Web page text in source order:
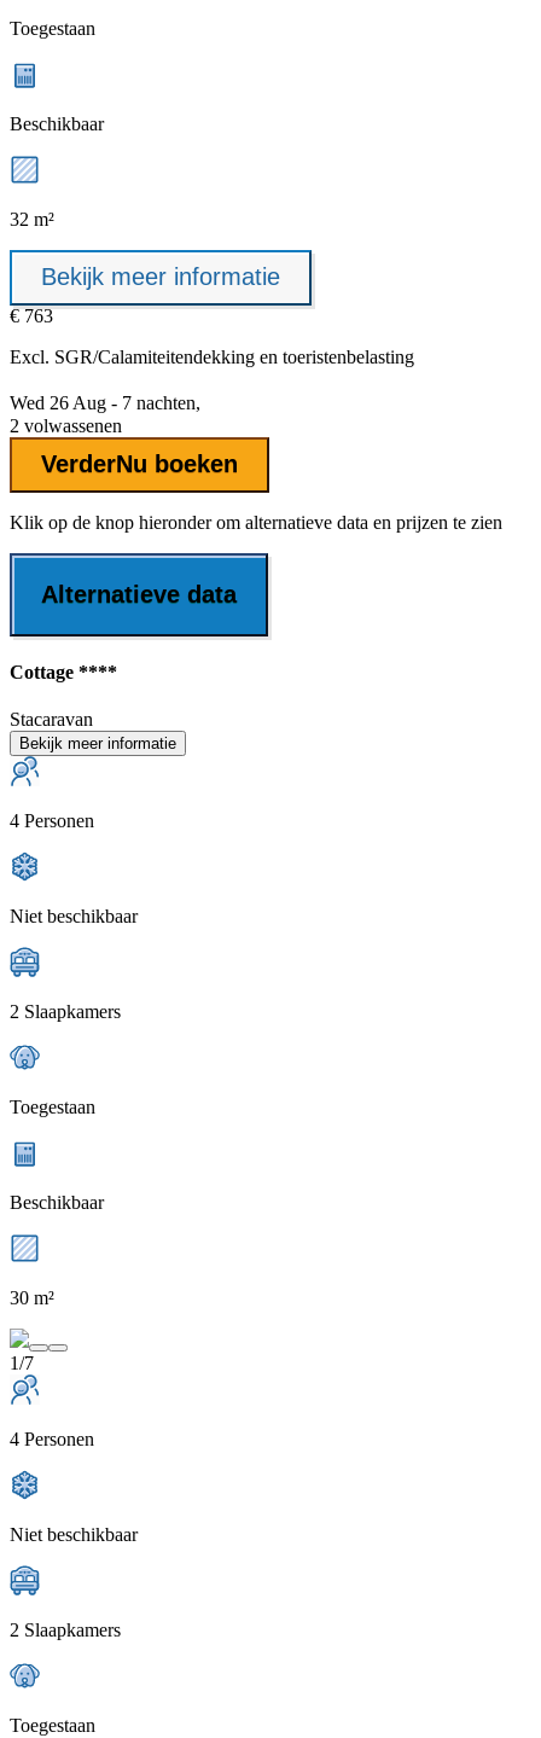
Toegestaan
Beschikbaar
32 m²
Bekijk meer informatie
€ 763
Excl. SGR/Calamiteitendekking en toeristenbelasting
Wed 26 Aug - 7 nachten,
2 volwassenen
VerderNu boeken
Klik op de knop hieronder om alternatieve data en prijzen te zien
Alternatieve data
Cottage ****
Stacaravan
Bekijk meer informatie
4 Personen
Niet beschikbaar
2 Slaapkamers
Toegestaan
Beschikbaar
30 m²
1/7
4 Personen
Niet beschikbaar
2 Slaapkamers
Toegestaan